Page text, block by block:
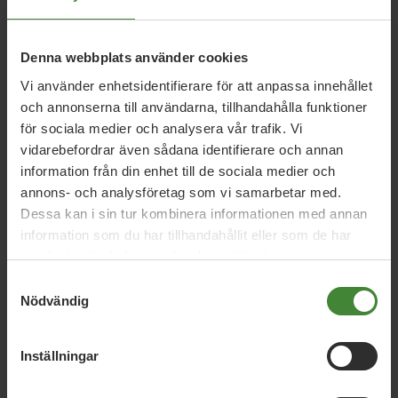
Denna webbplats använder cookies
Vi använder enhetsidentifierare för att anpassa innehållet
och annonserna till användarna, tillhandahålla funktioner
för sociala medier och analysera vår trafik. Vi
vidarebefordrar även sådana identifierare och annan
information från din enhet till de sociala medier och
annons- och analysföretag som vi samarbetar med.
Dessa kan i sin tur kombinera informationen med annan
information som du har tillhandahållit eller som de har
samlat in när du har använt deras tjänster.
Nödvändig
Inställningar
5 februari 2026
MP lovar ny ”kulturell allemansrätt”
9 januari 2026
Regeringens friskoleförslag räcker inte –
Miljöpartiet kräver vinstförbud
Det svenska betygsystemet behöver